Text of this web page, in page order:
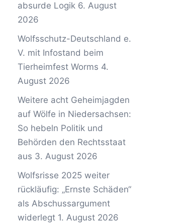
absurde Logik 6. August
2026
Wolfsschutz-Deutschland e.
V. mit Infostand beim
Tierheimfest Worms 4.
August 2026
Weitere acht Geheimjagden
auf Wölfe in Niedersachsen:
So hebeln Politik und
Behörden den Rechtsstaat
aus 3. August 2026
Wolfsrisse 2025 weiter
rückläufig: „Ernste Schäden“
als Abschussargument
widerlegt 1. August 2026